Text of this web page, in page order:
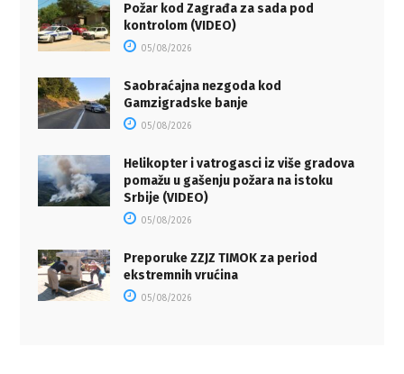
Požar kod Zagrađa za sada pod
kontrolom (VIDEO)
05/08/2026
Saobraćajna nezgoda kod
Gamzigradske banje
05/08/2026
Helikopter i vatrogasci iz više gradova
pomažu u gašenju požara na istoku
Srbije (VIDEO)
05/08/2026
Preporuke ZZJZ TIMOK za period
ekstremnih vrućina
05/08/2026